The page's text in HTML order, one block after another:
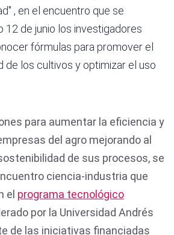
, en el encuentro que se
12 de junio los investigadores
fórmulas para promover el
de los cultivos y optimizar el uso
para aumentar la eficiencia y
del agro mejorando al
de sus procesos, se
ciencia-industria que
el programa tecnológico
por la Universidad Andrés
de las iniciativas financiadas